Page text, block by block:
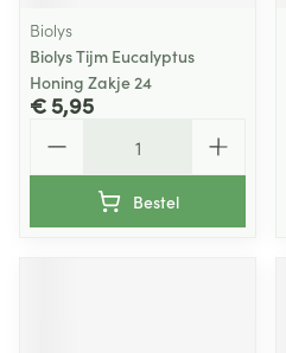
Biolys
Biolys Tijm Eucalyptus
Honing Zakje 24
€ 5,95
Bestel